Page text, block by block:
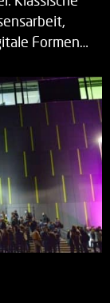
Formen…